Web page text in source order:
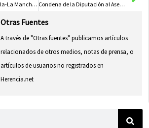
El Gobierno de Castilla-La Mancha Fomenta la Juventud Rural en Ciudad Real con Actividades Dinámicas Condena de la Diputación al Asesinato Machista y Llamado a la Unidad contra la Violencia de Género
Otras Fuentes
A través de "Otras fuentes" publicamos artículos
relacionados de otros medios, notas de prensa, o
artículos de usuarios no registrados en
Herencia.net